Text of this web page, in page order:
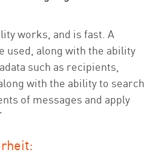
works, and is fast. A
used, along with the ability
such as recipients,
with the ability to search
of messages and apply